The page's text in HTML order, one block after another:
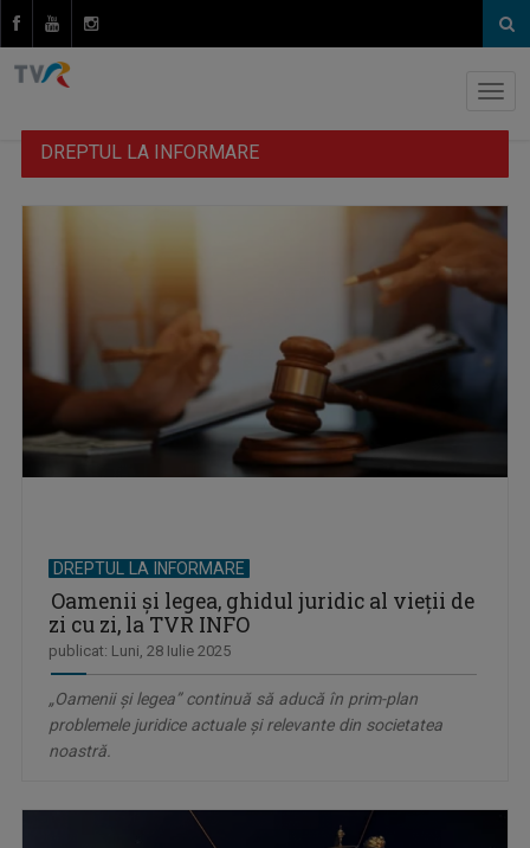
DREPTUL LA INFORMARE
DREPTUL LA INFORMARE
Oamenii şi legea, ghidul juridic al vieții de
zi cu zi, la TVR INFO
publicat: Luni, 28 Iulie 2025
„Oamenii şi legea” continuă să aducă în prim-plan
problemele juridice actuale și relevante din societatea
noastră.